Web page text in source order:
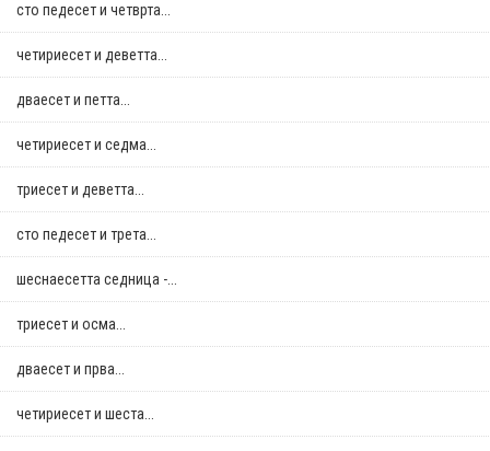
сто педесет и четврта...
четириесет и деветта...
дваесет и петта...
четириесет и седма...
триесет и деветта...
сто педесет и трета...
шеснаесетта седница -...
триесет и осма...
дваесет и прва...
четириесет и шеста...